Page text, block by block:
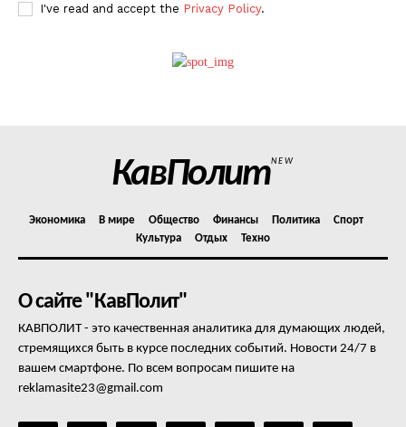
I've read and accept the Privacy Policy.
КавПолитNEW
Экономика В мире Общество Финансы Политика
Спорт
Культура
Отдых Техно
О сайте "КавПолит"
КАВПОЛИТ - это качественная аналитика для думающих людей,
стремящихся быть в курсе последних событий. Новости 24/7 в
вашем смартфоне. По всем вопросам пишите на
reklamasite23@gmail.com